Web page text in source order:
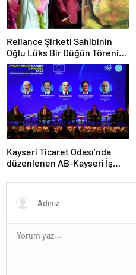
Reliance Şirketi Sahibinin
Oğlu Lüks Bir Düğün Töreni
Düzenledi
Kayseri Ticaret Odası’nda
düzenlenen AB-Kayseri İş
ve dijitalleşme vurgusu
yapıldı